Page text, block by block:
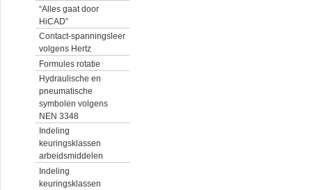
“Alles gaat door
HiCAD”
Contact-spanningsleer
volgens Hertz
Formules rotatie
Hydraulische en
pneumatische
symbolen volgens
NEN 3348
Indeling
keuringsklassen
arbeidsmiddelen
Indeling
keuringsklassen